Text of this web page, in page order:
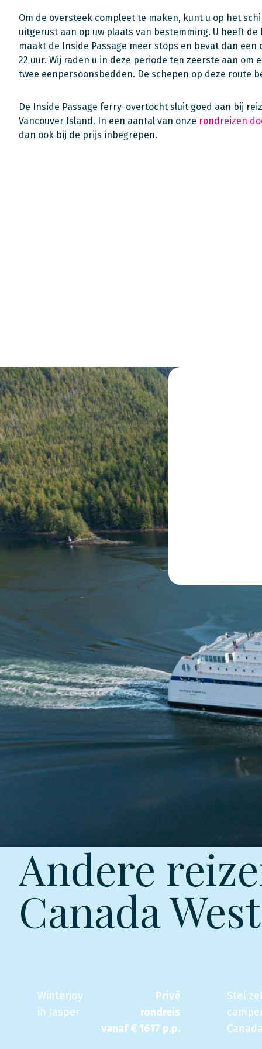
Om de oversteek compleet te maken, kunt u op het
uitgerust aan op uw plaats van bestemming. U heeft
maakt de Inside Passage meer stops en bevat dan
22 uur. Wij raden u in deze periode ten zeerste aan
twee eenpersoonsbedden. De schepen op deze route
De Inside Passage ferry-overtocht sluit goed aan bij
Vancouver Island. In een aantal van onze rondreizen
dan ook bij de prijs inbegrepen.
Andere
Canada West
Winterjoy
in Jasper
Privé
rondreis
vanaf € 1617 p.p.
Stel